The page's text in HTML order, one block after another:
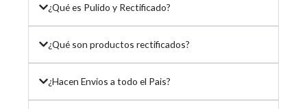
¿Qué es Pulido y Rectificado?
¿Qué son productos rectificados?
¿Hacen Envios a todo el Pais?